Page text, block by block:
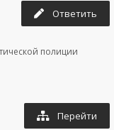
Ответить
полиции
Перейти